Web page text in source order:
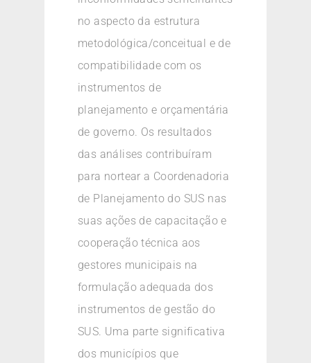
no aspecto da estrutura
metodológica/conceitual e de
compatibilidade com os
instrumentos de
planejamento e orçamentária
de governo. Os resultados
das análises contribuíram
para nortear a Coordenadoria
de Planejamento do SUS nas
suas ações de capacitação e
cooperação técnica aos
gestores municipais na
formulação adequada dos
instrumentos de gestão do
SUS. Uma parte significativa
dos municípios que